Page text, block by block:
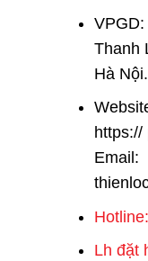
Thanh
Hà Nội.
https://
Email:
Lh đặt